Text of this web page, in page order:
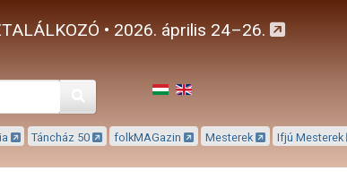
• 2026. április 24–26.
Keresés
Táncház 50 folkMAGazin Mesterek Ifjú Mesterek